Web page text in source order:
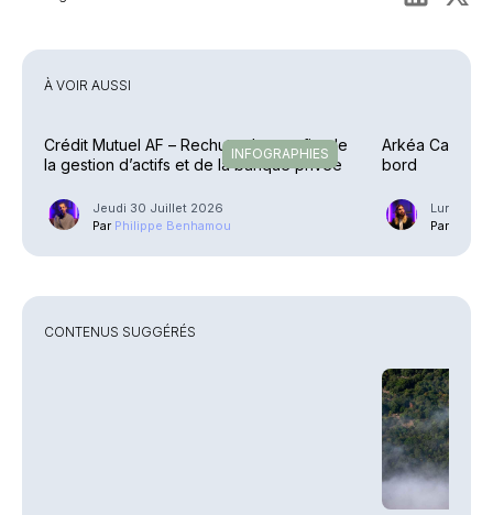
À VOIR AUSSI
INFOGRAPHIES
Crédit Mutuel AF – Rechute des profits de
la gestion d’actifs et de la banque privée
Jeudi 30 Juillet 2026
Par Philippe Benhamou
Arkéa Capital
bord
Lundi 4
Par
CONTENUS SUGGÉRÉS